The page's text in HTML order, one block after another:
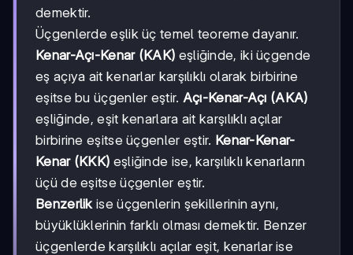
demektir.
Üçgenlerde eşlik üç temel teoreme dayanır.
Kenar-Açı-Kenar (KAK) eşliğinde, iki üçgende
eş açıya ait kenarlar karşılıklı olarak birbirine
eşitse bu üçgenler eştir. Açı-Kenar-Açı (AKA)
eşliğinde, eşit kenarlara ait karşılıklı açılar
birbirine eşitse üçgenler eştir. Kenar-Kenar-
Kenar (KKK) eşliğinde ise, karşılıklı kenarların
üçü de eşitse üçgenler eştir.
Benzerlik ise üçgenlerin şekillerinin aynı,
büyüklüklerinin farklı olması demektir. Benzer
üçgenlerde karşılıklı açılar eşit, kenarlar ise